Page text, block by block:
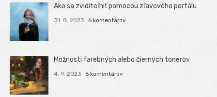
Ako sa zviditeľniť pomocou zľavového portálu
31. 8. 2023 6 komentárov
Možnosti farebných alebo čiernych tonerov
4. 9. 2023 6 komentárov